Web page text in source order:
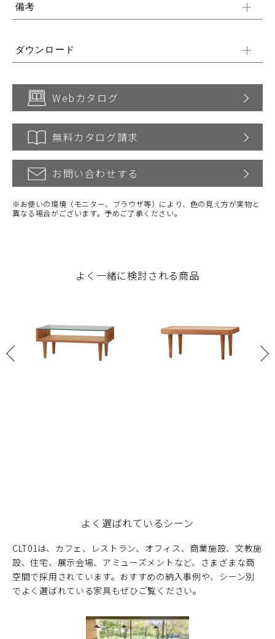
よく一緒に検討される商品
よく選ばれているシーン
CLT01は、カフェ、レストラン、オフィス、商業施設、文教施
設、住宅、展示会場、アミューズメントなど、さまざまな商
空間で採用されています。おすすめの納入事例や、シーン別
でよく選ばれている家具もぜひご覧ください。
備考
ダウンロード
Webカタログ
無料カタログ請求
お問い合わせする
※お使いの環境（モニター、ブラウザ等）により、色の見え方が実物と
異なる場合がございます。予めご了承ください。